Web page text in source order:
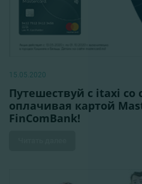
15.05.2020
Путешествуй с itaxi со
оплачивая картой
FinComBank!